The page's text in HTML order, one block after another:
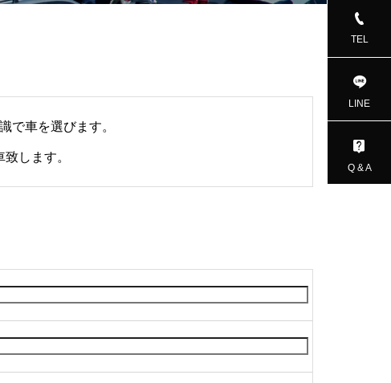
で車を選びます。
します。
TEL
LINE
Q & A